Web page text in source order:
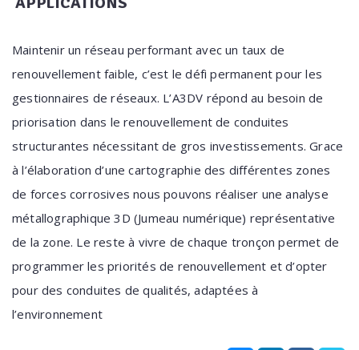
Maintenir un réseau performant avec un taux de
renouvellement faible, c’est le défi permanent pour les
gestionnaires de réseaux. L’A3DV répond au besoin de
priorisation dans le renouvellement de conduites
structurantes nécessitant de gros investissements. Grace
à l’élaboration d’une cartographie des différentes zones
de forces corrosives nous pouvons réaliser une analyse
métallographique 3D (Jumeau numérique) représentative
de la zone. Le reste à vivre de chaque tronçon permet de
programmer les priorités de renouvellement et d’opter
pour des conduites de qualités, adaptées à
l’environnement